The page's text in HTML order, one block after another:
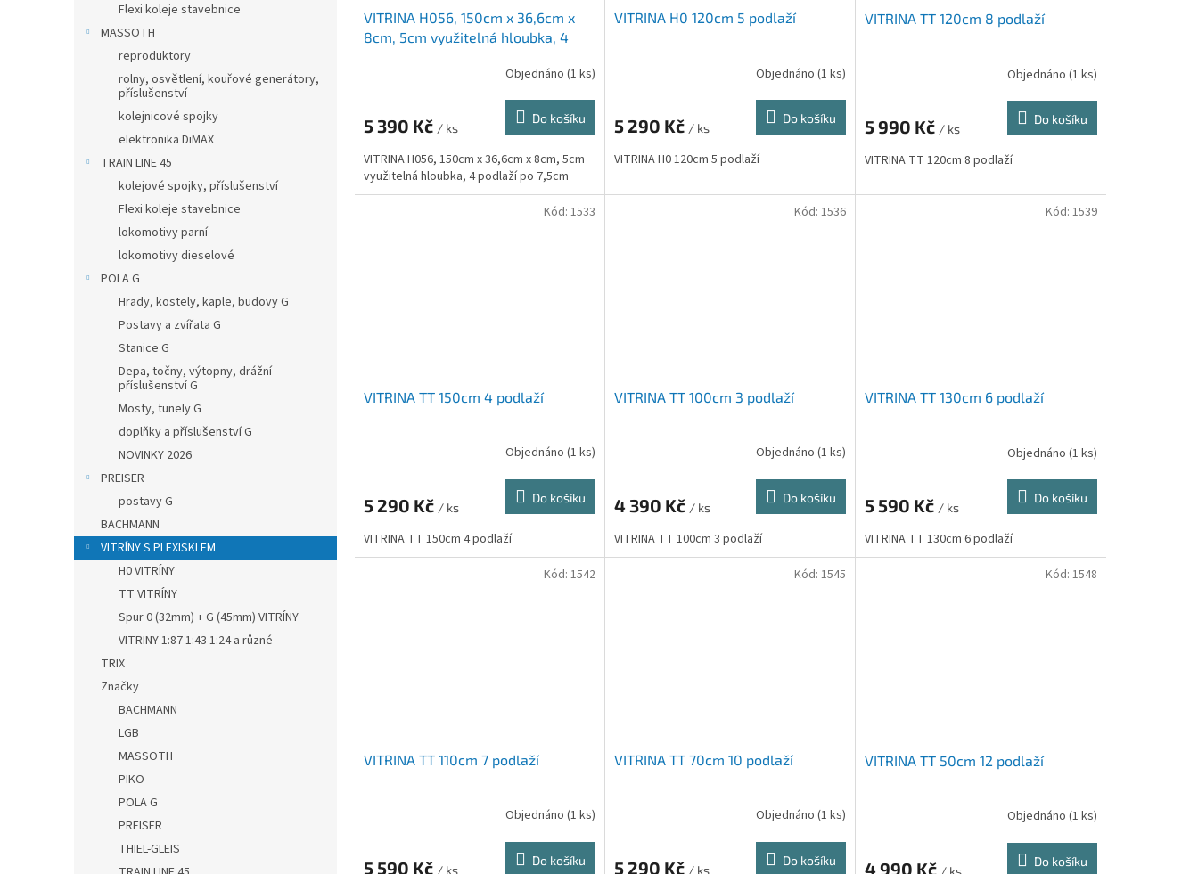
Flexi koleje stavebnice
MASSOTH
reproduktory
rolny, osvětlení, kouřové generátory,
příslušenství
kolejnicové spojky
elektronika DiMAX
TRAIN LINE 45
kolejové spojky, příslušenství
Flexi koleje stavebnice
lokomotivy parní
lokomotivy dieselové
POLA G
Hrady, kostely, kaple, budovy G
Postavy a zvířata G
Stanice G
Depa, točny, výtopny, drážní
příslušenství G
Mosty, tunely G
doplňky a příslušenství G
NOVINKY 2026
PREISER
postavy G
BACHMANN
VITRÍNY S PLEXISKLEM
H0 VITRÍNY
TT VITRÍNY
Spur 0 (32mm) + G (45mm) VITRÍNY
VITRINY 1:87 1:43 1:24 a různé
TRIX
Značky
BACHMANN
LGB
MASSOTH
PIKO
POLA G
PREISER
THIEL-GLEIS
VITRINA H056, 150cm x 36,6cm x
8cm, 5cm využitelná hloubka, 4
Objednáno (1 ks)
5 390 Kč / ks
Do košíku
VITRINA H056, 150cm x 36,6cm x 8cm, 5cm
využitelná hloubka, 4 podlaží po 7,5cm
VITRINA H0 120cm 5 podlaží
Objednáno (1 ks)
5 290 Kč / ks
Do košíku
VITRINA H0 120cm 5 podlaží
VITRINA TT 120cm 8 podlaží
Objednáno (1 ks)
5 990 Kč / ks
Do košíku
VITRINA TT 120cm 8 podlaží
VITRINA TT 150cm 4 podlaží
Objednáno (1 ks)
5 290 Kč / ks
Do košíku
VITRINA TT 150cm 4 podlaží
Kód: 1533
VITRINA TT 100cm 3 podlaží
Objednáno (1 ks)
4 390 Kč / ks
Do košíku
VITRINA TT 100cm 3 podlaží
Kód: 1536
VITRINA TT 130cm 6 podlaží
Objednáno (1 ks)
5 590 Kč / ks
Do košíku
VITRINA TT 130cm 6 podlaží
Kód: 1539
VITRINA TT 110cm 7 podlaží
Objednáno (1 ks)
5 590 Kč / ks
Do košíku
Kód: 1542
VITRINA TT 70cm 10 podlaží
Objednáno (1 ks)
5 290 Kč / ks
Do košíku
Kód: 1545
VITRINA TT 50cm 12 podlaží
Objednáno (1 ks)
4 990 Kč / ks
Do košíku
Kód: 1548